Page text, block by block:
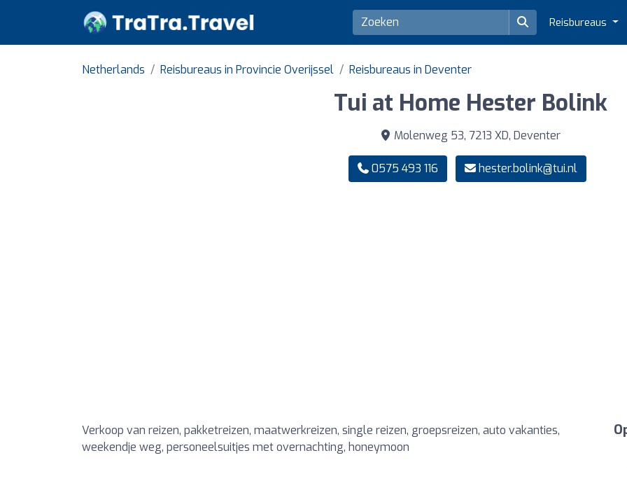
Reisbureaus
Netherlands Reisbureaus in Provincie Overijssel Reisbureaus in Deventer
Tui at Home Hester Bolink
Molenweg 53, 7213 XD, Deventer
0575 493 116 hester.bolink@tui.nl
Verkoop van reizen, pakketreizen, maatwerkreizen, single reizen, groepsreizen, auto vakanties,
weekendje weg, personeelsuitjes met overnachting, honeymoon